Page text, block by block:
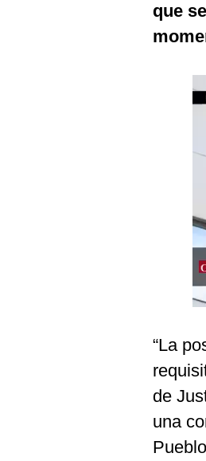
que
“La
de
una